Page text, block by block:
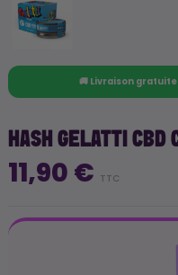
🚚 Livraison
HASH GELATTI CBD
11,90 € TTC